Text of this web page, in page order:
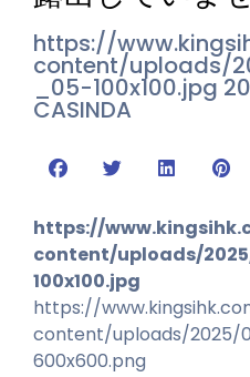
https://
content/uploads/
_05-100x100.jpg
CASINDA
https://
content/uploads/
100x100.jpg
https://
content/uploads/2025/
600x600.png